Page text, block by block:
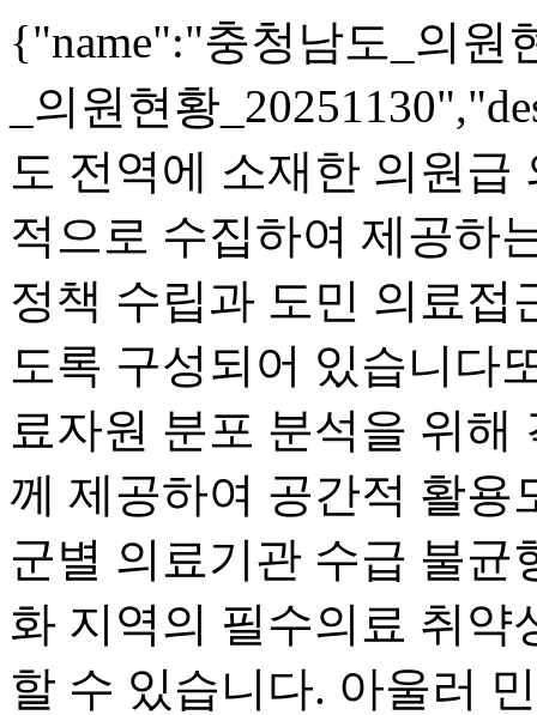
{"name":"충청남도_의원
_의원현황
도 전역에 소재한 의원급
적으로 수집하여 제공하
정책 수립과 도민 의료접
도록 구성되어 있습니다
료자원 분포 분석을 위해
께 제공하여 공간적 활용
군별 의료기관 수급 불균
화 지역의 필수의료 취약
할 수 있습니다. 아울러